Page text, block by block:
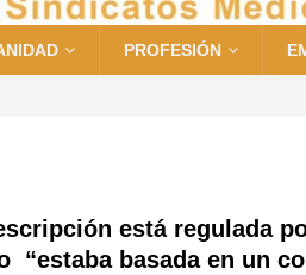
PROFESIÓN
está regulada
“estaba basada en un